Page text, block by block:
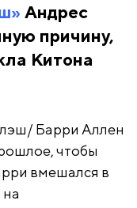
Андрес
причину,
Китона
Барри Аллен
чтобы
вмешался в